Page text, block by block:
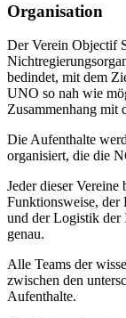
Organisation
Der Verein Objectif
bedindet, mit dem
UNO so nah wie
Zusammenhang mit
Die Aufenthalte
organisiert, die die
Jeder dieser
Funktionsweise, der
und der Logistik der
genau.
Alle Teams der
zwischen den
Aufenthalte.